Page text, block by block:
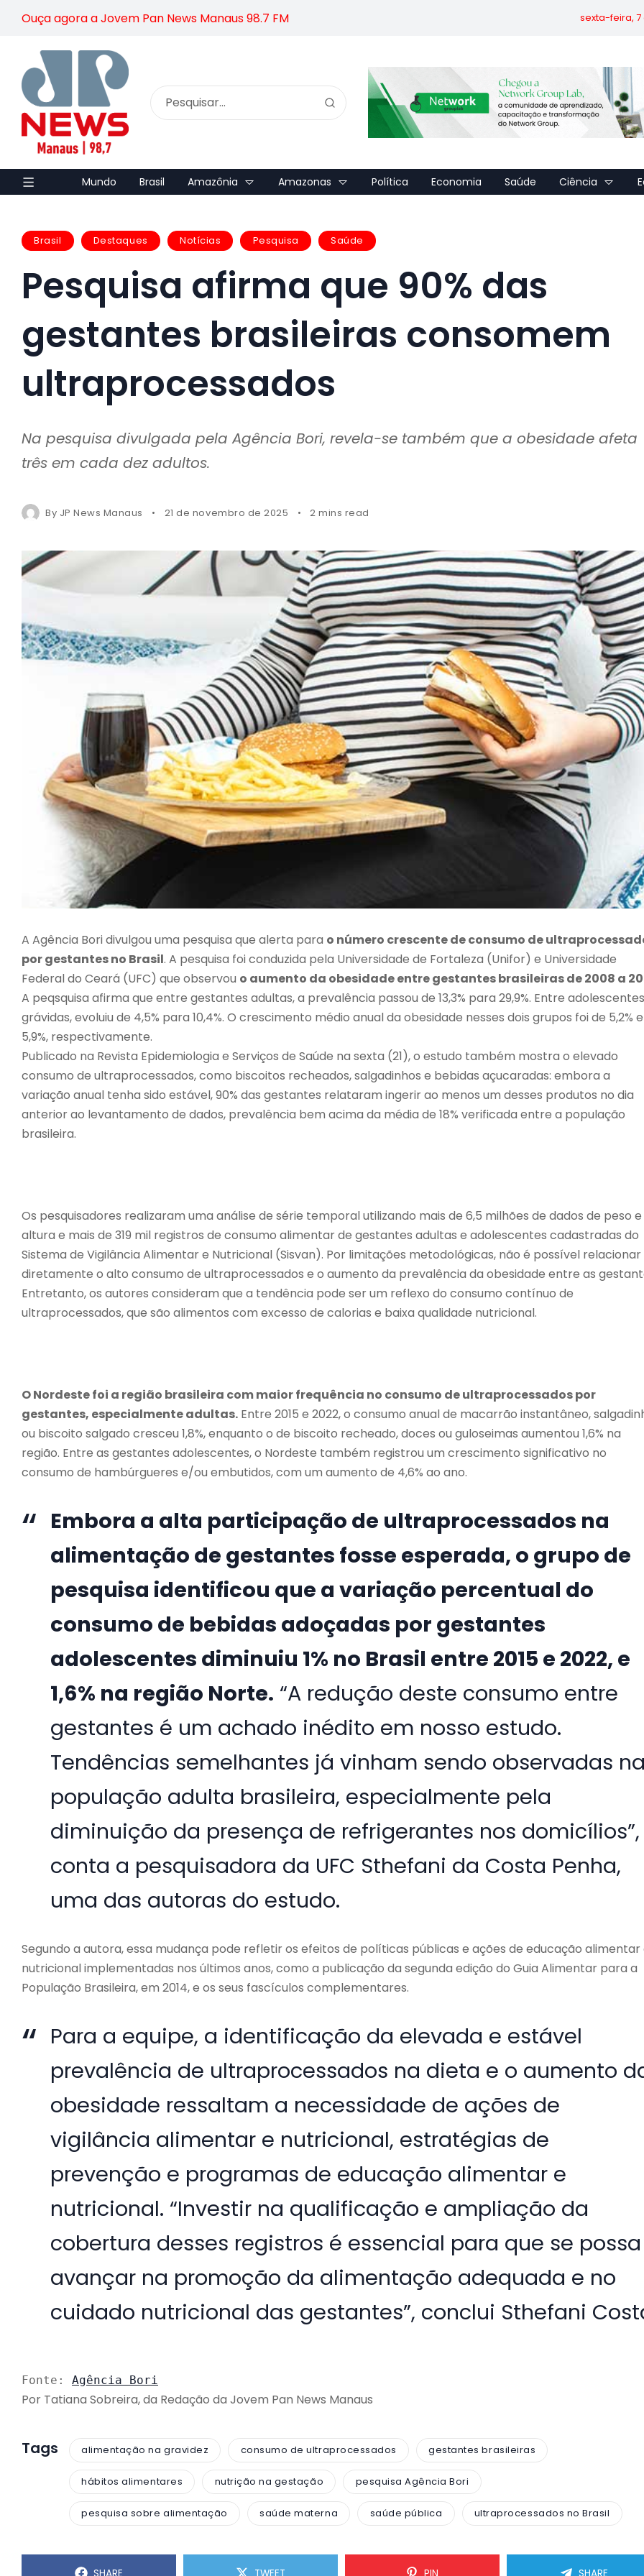
Ouça agora a Jovem Pan News Manaus 98.7 FM sexta-feira, 7
Mundo Brasil Amazônia Amazonas Política Economia Saúde Ciência
Brasil Destaques Notícias Pesquisa Saúde
Pesquisa afirma que 90% das
gestantes brasileiras consomem
ultraprocessados
Na pesquisa divulgada pela Agência Bori, revela-se também que a obesidade afeta
três em cada dez adultos.
By JP News Manaus 21 de novembro de 2025 2 mins read
A Agência Bori divulgou uma pesquisa que alerta para o número crescente de consumo de
por gestantes no Brasil. A pesquisa foi conduzida pela Universidade de Fortaleza (Unifor) e Universidade
Federal do Ceará (UFC) que observou o aumento da obesidade entre gestantes brasileiras de 2008 a
A peqsquisa afirma que entre gestantes adultas, a prevalência passou de 13,3% para 29,9%. Entre adolescentes
grávidas, evoluiu de 4,5% para 10,4%. O crescimento médio anual da obesidade nesses dois grupos foi de 5,2% e
5,9%, respectivamente.
Publicado na Revista Epidemiologia e Serviços de Saúde na sexta (21), o estudo também mostra o elevado
consumo de ultraprocessados, como biscoitos recheados, salgadinhos e bebidas açucaradas: embora a
variação anual tenha sido estável, 90% das gestantes relataram ingerir ao menos um desses produtos no dia
anterior ao levantamento de dados, prevalência bem acima da média de 18% verificada entre a população
brasileira.
Os pesquisadores realizaram uma análise de série temporal utilizando mais de 6,5 milhões de dados de peso e
altura e mais de 319 mil registros de consumo alimentar de gestantes adultas e adolescentes cadastradas do
Sistema de Vigilância Alimentar e Nutricional (Sisvan). Por limitações metodológicas, não é possível relacionar
diretamente o alto consumo de ultraprocessados e o aumento da prevalência da obesidade entre as
Entretanto, os autores consideram que a tendência pode ser um reflexo do consumo contínuo de
ultraprocessados, que são alimentos com excesso de calorias e baixa qualidade nutricional.
O Nordeste foi a região brasileira com maior frequência no consumo de ultraprocessados por
gestantes, especialmente adultas. Entre 2015 e 2022, o consumo anual de macarrão instantâneo,
ou biscoito salgado cresceu 1,8%, enquanto o de biscoito recheado, doces ou guloseimas aumentou 1,6% na
região. Entre as gestantes adolescentes, o Nordeste também registrou um crescimento significativo no
consumo de hambúrgueres e/ou embutidos, com um aumento de 4,6% ao ano.
Embora a alta participação de ultraprocessados na
alimentação de gestantes fosse esperada, o grupo de
pesquisa identificou que a variação percentual do
consumo de bebidas adoçadas por gestantes
adolescentes diminuiu 1% no Brasil entre 2015 e 2022, e
1,6% na região Norte. “A redução deste consumo entre
gestantes é um achado inédito em nosso estudo.
Tendências semelhantes já vinham sendo observadas
população adulta brasileira, especialmente pela
diminuição da presença de refrigerantes nos domicílios”,
conta a pesquisadora da UFC Sthefani da Costa Penha,
uma das autoras do estudo.
Segundo a autora, essa mudança pode refletir os efeitos de políticas públicas e ações de educação alimentar
nutricional implementadas nos últimos anos, como a publicação da segunda edição do Guia Alimentar para a
População Brasileira, em 2014, e os seus fascículos complementares.
Para a equipe, a identificação da elevada e estável
prevalência de ultraprocessados na dieta e o aumento
obesidade ressaltam a necessidade de ações de
vigilância alimentar e nutricional, estratégias de
prevenção e programas de educação alimentar e
nutricional. “Investir na qualificação e ampliação da
cobertura desses registros é essencial para que se possa
avançar na promoção da alimentação adequada e no
cuidado nutricional das gestantes”, conclui Sthefani
Fonte: Agência Bori
Por Tatiana Sobreira, da Redação da Jovem Pan News Manaus
Tags alimentação na gravidez consumo de ultraprocessados gestantes brasileiras
hábitos alimentares nutrição na gestação pesquisa Agência Bori
pesquisa sobre alimentação saúde materna saúde pública ultraprocessados no Brasil